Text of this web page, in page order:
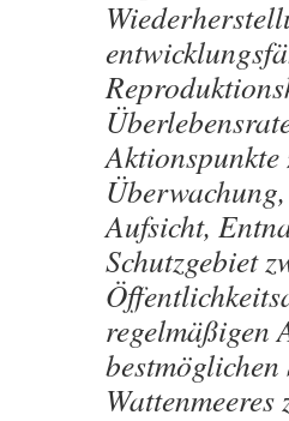
Aufsicht,
Schutzgebiet
regelmäßigen